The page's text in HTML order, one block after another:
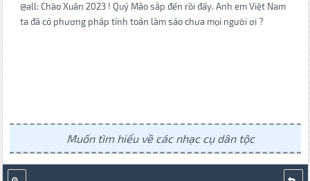
@all: Chào Xuân 2023 ! Quý Mão sắp đến rồi đấy. Anh em Việt Nam
ta đã có phương pháp tính toán làm sáo chưa mọi người ơi ?
Muốn tìm hiểu về các nhạc cụ dân tộc